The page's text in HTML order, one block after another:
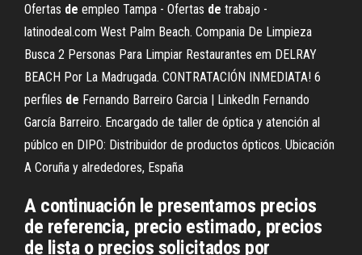
Ofertas de empleo Tampa - Ofertas de trabajo -
latinodeal.com West Palm Beach. Compania De Limpieza
Busca 2 Personas Para Limpiar Restaurantes em DELRAY
BEACH Por La Madrugada. CONTRATACIÓN INMEDIATA! 6
perfiles de Fernando Barreiro Garcia | LinkedIn Fernando
García Barreiro. Encargado de taller de óptica y atención al
públco en DIPO: Distribuidor de productos ópticos. Ubicación
A Coruña y alrededores, España
A continuación le presentamos precios
de referencia, precio estimado, precios
de lista o precios solicitados por